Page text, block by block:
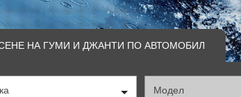
НА ГУМИ И ДЖАНТИ ПО АВТОМОБИЛ
Модел